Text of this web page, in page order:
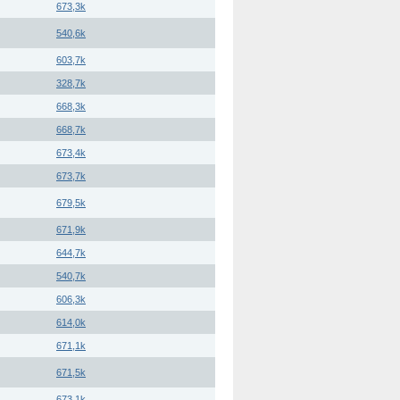
673,3k
540,6k
603,7k
328,7k
668,3k
668,7k
673,4k
673,7k
679,5k
671,9k
644,7k
540,7k
606,3k
614,0k
671,1k
671,5k